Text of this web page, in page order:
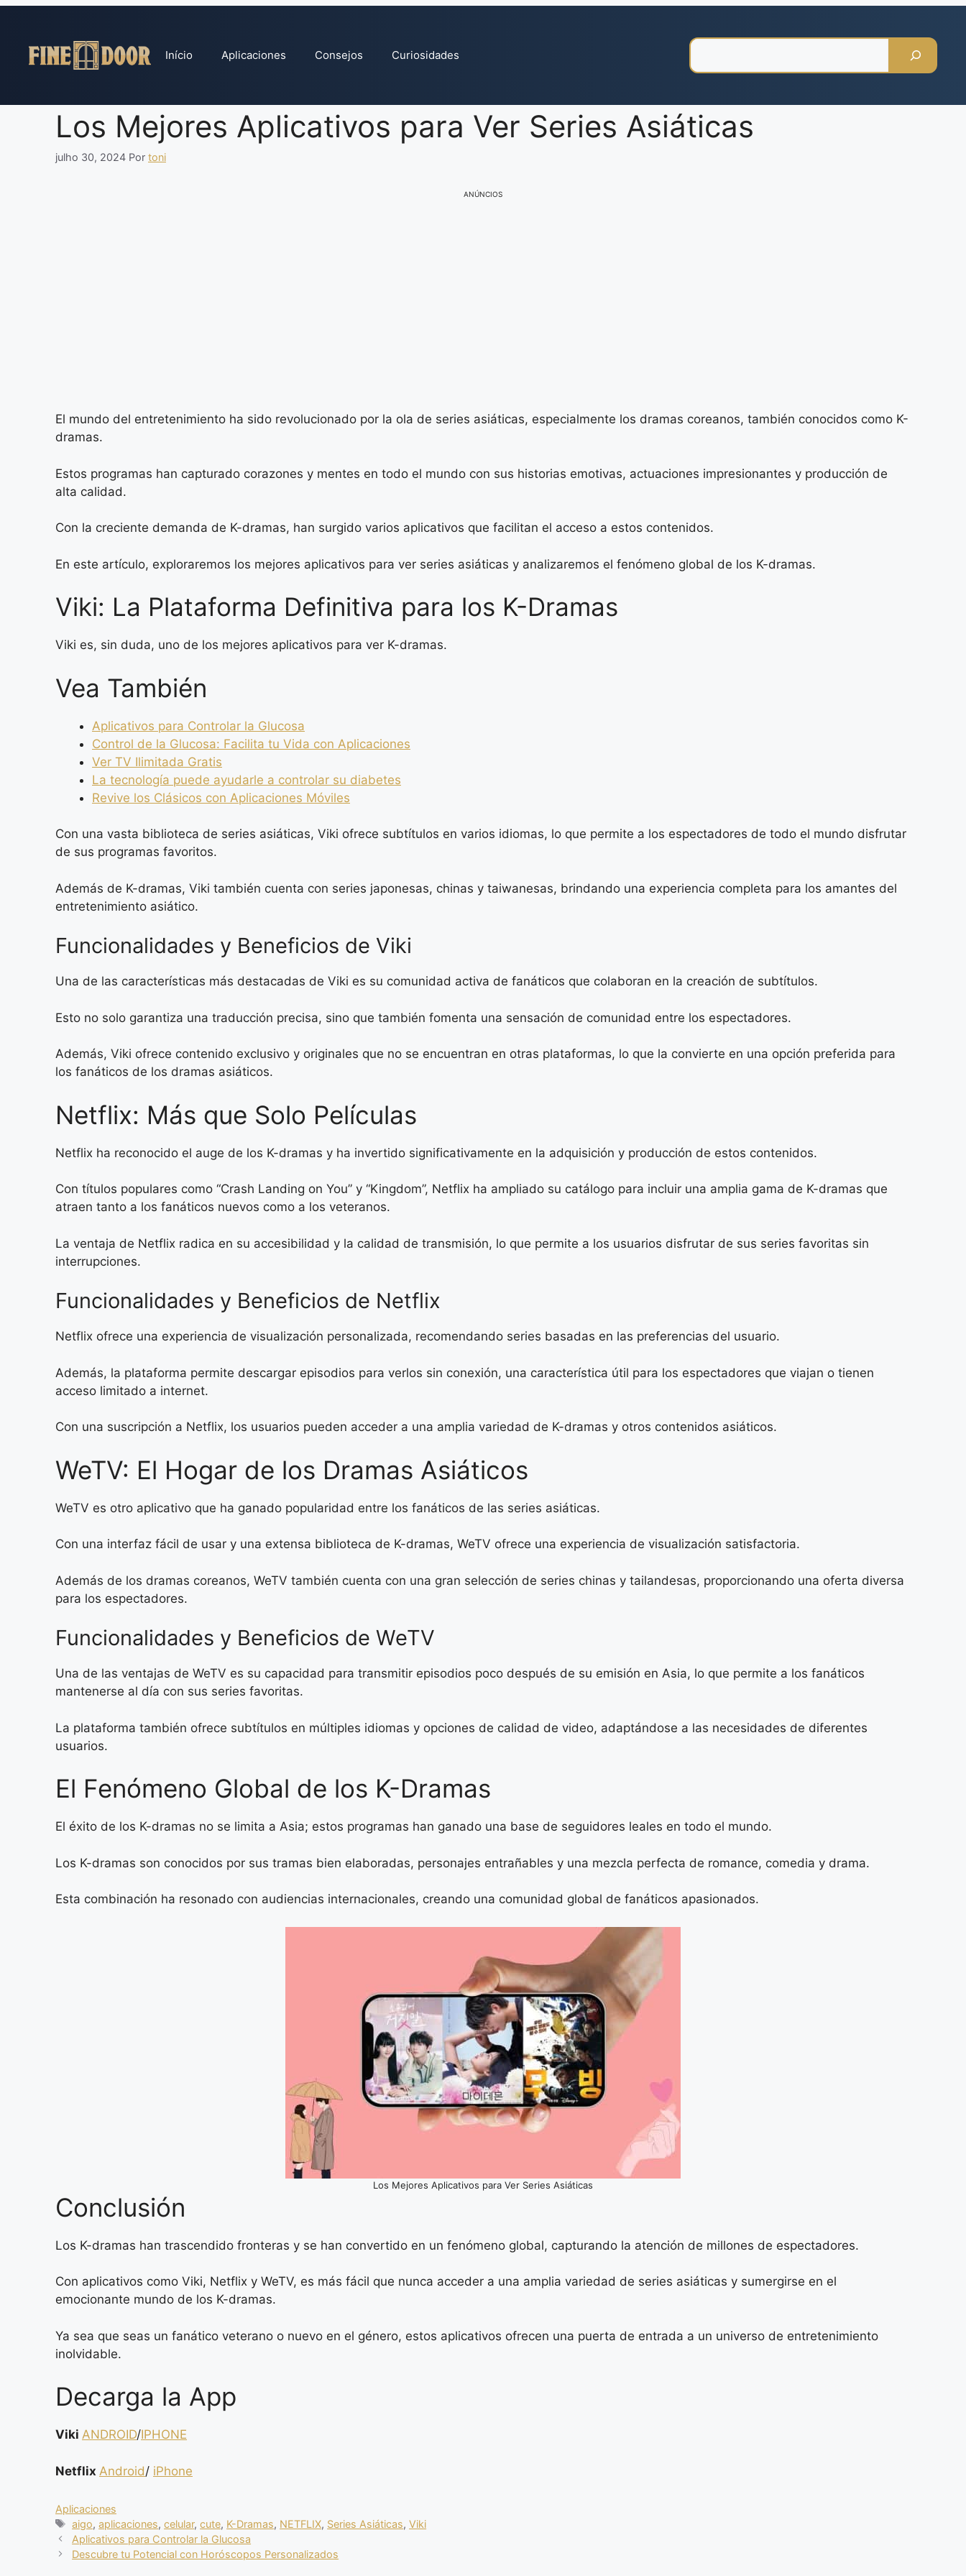
conteúdo
Início Aplicaciones Consejos Curiosidades
Los Mejores Aplicativos para Ver Series Asiáticas
julho 30, 2024 Por toni
ANÚNCIOS
El mundo del entretenimiento ha sido revolucionado por la ola de series asiáticas, especialmente los dramas coreanos, también conocidos como K-
dramas.
Estos programas han capturado corazones y mentes en todo el mundo con sus historias emotivas, actuaciones impresionantes y producción de
alta calidad.
Con la creciente demanda de K-dramas, han surgido varios aplicativos que facilitan el acceso a estos contenidos.
En este artículo, exploraremos los mejores aplicativos para ver series asiáticas y analizaremos el fenómeno global de los K-dramas.
Viki: La Plataforma Definitiva para los K-Dramas
Viki es, sin duda, uno de los mejores aplicativos para ver K-dramas.
Vea También
Aplicativos para Controlar la Glucosa
Control de la Glucosa: Facilita tu Vida con Aplicaciones
Ver TV Ilimitada Gratis
La tecnología puede ayudarle a controlar su diabetes
Revive los Clásicos con Aplicaciones Móviles
Con una vasta biblioteca de series asiáticas, Viki ofrece subtítulos en varios idiomas, lo que permite a los espectadores de todo el mundo disfrutar
de sus programas favoritos.
Además de K-dramas, Viki también cuenta con series japonesas, chinas y taiwanesas, brindando una experiencia completa para los amantes del
entretenimiento asiático.
Funcionalidades y Beneficios de Viki
Una de las características más destacadas de Viki es su comunidad activa de fanáticos que colaboran en la creación de subtítulos.
Esto no solo garantiza una traducción precisa, sino que también fomenta una sensación de comunidad entre los espectadores.
Además, Viki ofrece contenido exclusivo y originales que no se encuentran en otras plataformas, lo que la convierte en una opción preferida para
los fanáticos de los dramas asiáticos.
Netflix: Más que Solo Películas
Netflix ha reconocido el auge de los K-dramas y ha invertido significativamente en la adquisición y producción de estos contenidos.
Con títulos populares como “Crash Landing on You” y “Kingdom”, Netflix ha ampliado su catálogo para incluir una amplia gama de K-dramas que
atraen tanto a los fanáticos nuevos como a los veteranos.
La ventaja de Netflix radica en su accesibilidad y la calidad de transmisión, lo que permite a los usuarios disfrutar de sus series favoritas sin
interrupciones.
Funcionalidades y Beneficios de Netflix
Netflix ofrece una experiencia de visualización personalizada, recomendando series basadas en las preferencias del usuario.
Además, la plataforma permite descargar episodios para verlos sin conexión, una característica útil para los espectadores que viajan o tienen
acceso limitado a internet.
Con una suscripción a Netflix, los usuarios pueden acceder a una amplia variedad de K-dramas y otros contenidos asiáticos.
WeTV: El Hogar de los Dramas Asiáticos
WeTV es otro aplicativo que ha ganado popularidad entre los fanáticos de las series asiáticas.
Con una interfaz fácil de usar y una extensa biblioteca de K-dramas, WeTV ofrece una experiencia de visualización satisfactoria.
Además de los dramas coreanos, WeTV también cuenta con una gran selección de series chinas y tailandesas, proporcionando una oferta diversa
para los espectadores.
Funcionalidades y Beneficios de WeTV
Una de las ventajas de WeTV es su capacidad para transmitir episodios poco después de su emisión en Asia, lo que permite a los fanáticos
mantenerse al día con sus series favoritas.
La plataforma también ofrece subtítulos en múltiples idiomas y opciones de calidad de video, adaptándose a las necesidades de diferentes
usuarios.
El Fenómeno Global de los K-Dramas
El éxito de los K-dramas no se limita a Asia; estos programas han ganado una base de seguidores leales en todo el mundo.
Los K-dramas son conocidos por sus tramas bien elaboradas, personajes entrañables y una mezcla perfecta de romance, comedia y drama.
Esta combinación ha resonado con audiencias internacionales, creando una comunidad global de fanáticos apasionados.
Los Mejores Aplicativos para Ver Series Asiáticas
Conclusión
Los K-dramas han trascendido fronteras y se han convertido en un fenómeno global, capturando la atención de millones de espectadores.
Con aplicativos como Viki, Netflix y WeTV, es más fácil que nunca acceder a una amplia variedad de series asiáticas y sumergirse en el
emocionante mundo de los K-dramas.
Ya sea que seas un fanático veterano o nuevo en el género, estos aplicativos ofrecen una puerta de entrada a un universo de entretenimiento
inolvidable.
Decarga la App
Viki ANDROID/IPHONE
Netflix Android/ iPhone
Categorias
Aplicaciones
Tags
aigo,aplicaciones,celular,cute, K-Dramas, NETFLIX, Series Asiáticas,Viki
Aplicativos para Controlar la Glucosa
Descubre tu Potencial con Horóscopos Personalizados